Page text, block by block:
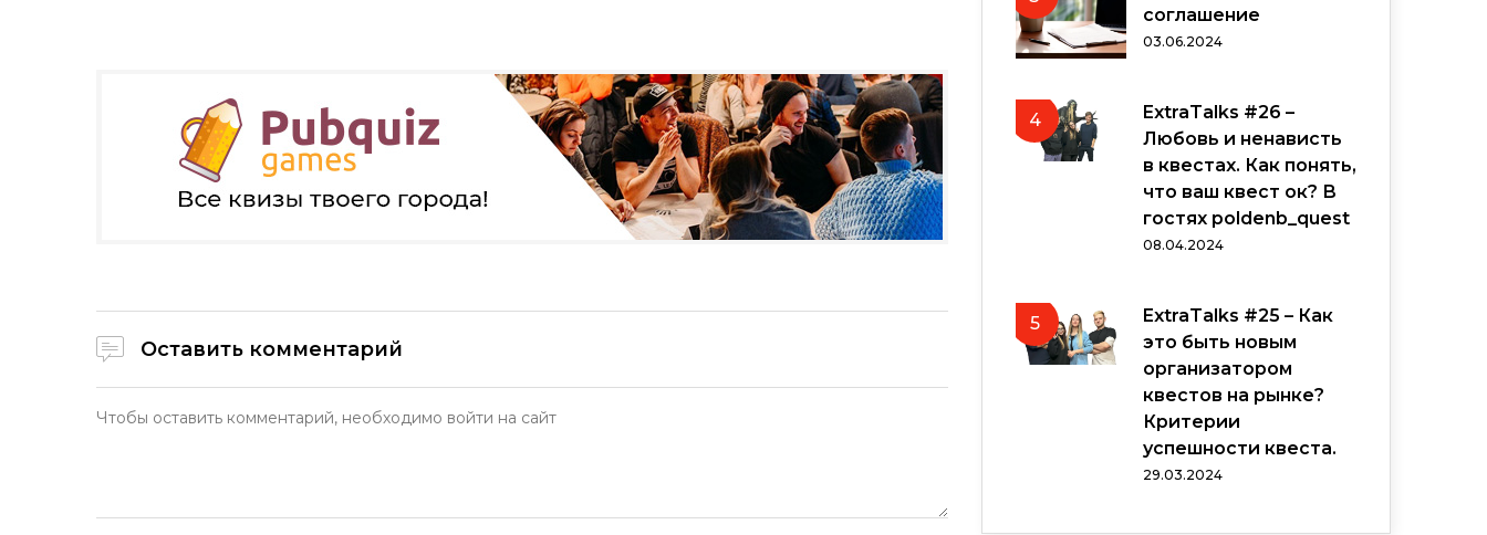
Оставить комментарий
соглашение
03.06.2024
4
ExtraTalks #26 –
Любовь и ненависть
в квестах. Как понять,
что ваш квест ок? В
гостях poldenb_quest
08.04.2024
5
ExtraTalks #25 – Как
это быть новым
организатором
квестов на рынке?
Критерии
успешности квеста.
29.03.2024